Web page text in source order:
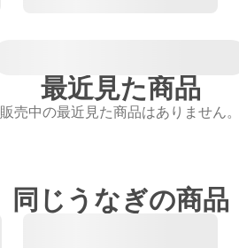
最近見た商品
販売中の最近見た商品はありません。
同じうなぎの商品